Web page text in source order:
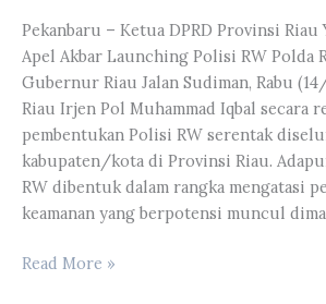
Provinsi
Riau
Guna
Mengetahui
Sejauh
Mana
Pelaksanaan
Fisik
Keuangan
Pekanbaru – Ketua DPRD Provinsi Riau
Apel Akbar Launching Polisi RW Polda
Gubernur Riau Jalan Sudiman, Rabu
Riau Irjen Pol Muhammad Iqbal secara
pembentukan Polisi RW serentak
kabupaten/kota di Provinsi Riau.
RW dibentuk dalam rangka mengatasi
keamanan yang berpotensi muncul
Yulisman
Read More »